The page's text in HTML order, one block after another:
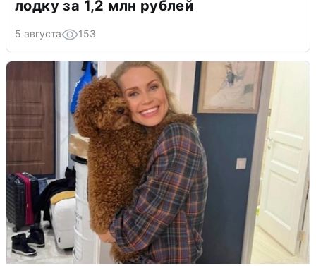
лодку за 1,2 млн рублей
5 августа 153